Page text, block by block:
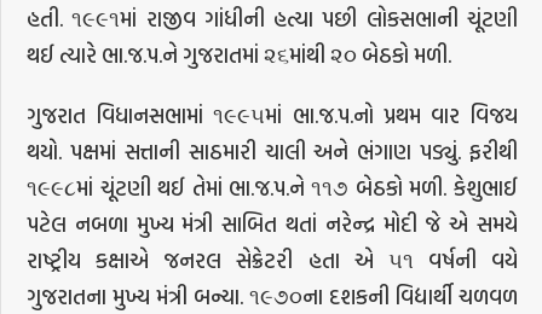
હતી. ૧૯૯૧માં રાજીવ ગાંધીની હત્યા પછી લોકસભાની ચૂંટણી
થઈ ત્યારે ભા.જ.પ.ને ગુજરાતમાં ૨૬માંથી ૨૦ બેઠકો મળી.
ગુજરાત વિધાનસભામાં ૧૯૯૫માં ભા.જ.પ.નો પ્રથમ વાર વિજય
થયો. પક્ષમાં સત્તાની સાઠમારી ચાલી અને ભંગાણ પડ્યું. ફરીથી
૧૯૯૮માં ચૂંટણી થઈ તેમાં ભા.જ.પ.ને ૧૧૭ બેઠકો મળી. કેશુભાઈ
પટેલ નબળા મુખ્ય મંત્રી સાબિત થતાં નરેન્દ્ર મોદી જે એ સમયે
રાષ્ટ્રીય કક્ષાએ જનરલ સેક્રેટરી હતા એ ૫૧ વર્ષની વયે
ગુજરાતના મુખ્ય મંત્રી બન્યા. ૧૯૭૦ના દશકની વિદ્યાર્થી ચળવળ